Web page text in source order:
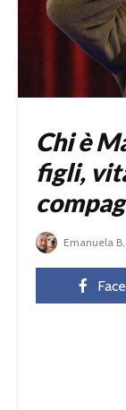
Chi è
figli,
Emanuela B.